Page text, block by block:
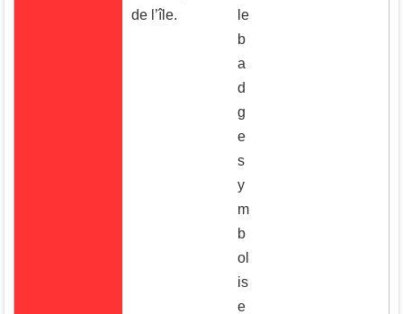
de l’île.
le
b
a
d
g
e
s
y
m
b
ol
is
e